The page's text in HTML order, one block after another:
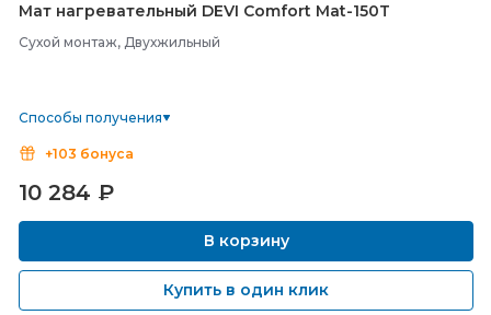
Мат нагревательный DEVI Comfort Mat-150T
Сухой монтаж, Двухжильный
Способы получения
+103 бонуса
10 284 ₽
В корзину
Купить в один клик